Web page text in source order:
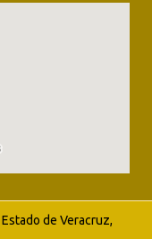
de Veracruz,